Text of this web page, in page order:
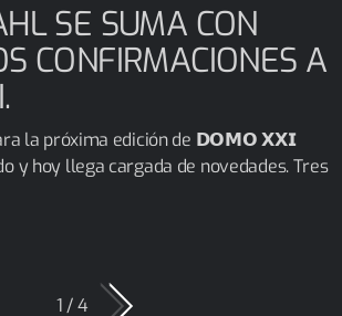
SE SUMA CON
CONFIRMACIONES A
la próxima edición de 𝗗𝗢𝗠𝗢 𝗫𝗫𝗜
y hoy llega cargada de novedades. Tres
1 / 4